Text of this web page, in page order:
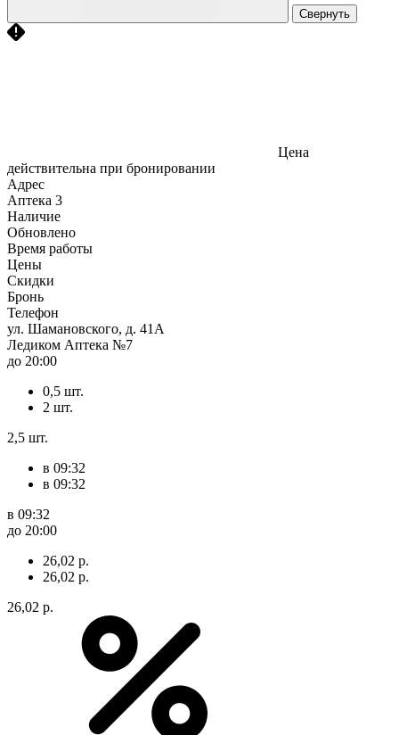
Свернуть
Цена
действительна при бронировании
Адрес
Аптека 3
Наличие
Обновлено
Время работы
Цены
Скидки
Бронь
Телефон
ул. Шамановского, д. 41А
Ледиком Аптека №7
до 20:00
0,5 шт.
2 шт.
2,5 шт.
в 09:32
в 09:32
в 09:32
до 20:00
26,02 р.
26,02 р.
26,02 р.